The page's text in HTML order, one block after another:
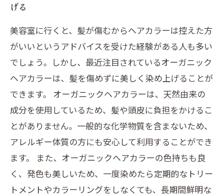
げる
美容室に行くと、髪が傷むからヘアカラーは控えた方
がいいというアドバイスを受けた経験がある人も多い
でしょう。しかし、最近注目されているオーガニック
ヘアカラーは、髪を傷めずに美しく染め上げることが
できます。 オーガニックヘアカラーは、天然由来の
成分を使用しているため、髪や頭皮に負担をかけるこ
とがありません。一般的な化学物質を含まないため、
アレルギー体質の方にも安心して利用することができ
ます。 また、オーガニックヘアカラーの色持ちも良
く、発色も美しいため、一度染めたら定期的なトリー
トメントやカラーリングをしなくても、長期間鮮明な